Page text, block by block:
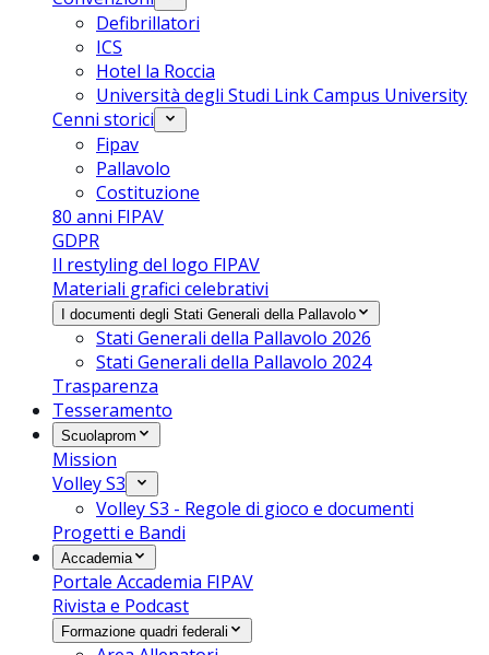
Defibrillatori
ICS
Hotel la Roccia
Università degli Studi Link Campus University
Cenni storici
Fipav
Pallavolo
Costituzione
80 anni FIPAV
GDPR
Il restyling del logo FIPAV
Materiali grafici celebrativi
I documenti degli Stati Generali della Pallavolo
Stati Generali della Pallavolo 2026
Stati Generali della Pallavolo 2024
Trasparenza
Tesseramento
Scuolaprom
Mission
Volley S3
Volley S3 - Regole di gioco e documenti
Progetti e Bandi
Accademia
Portale Accademia FIPAV
Rivista e Podcast
Formazione quadri federali